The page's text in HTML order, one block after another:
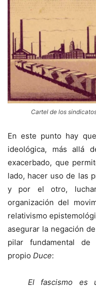
Cartel de los
En este punto hay
ideológica, más allá
exacerbado, que
lado, hacer uso de las
y por el otro, luchar
organización del
relativismo
asegurar la negación
pilar fundamental
propio Duce:
El fascismo es